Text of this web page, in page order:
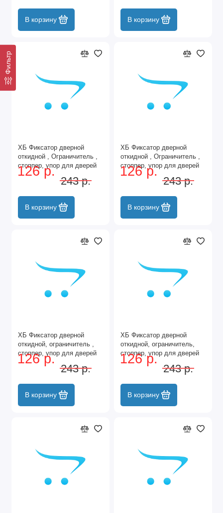
Фильтр
В корзину В корзину
ХБ Фиксатор дверной
откидной , Ограничитель ,
стоппер, упор для дверей
Козья ножка 100мм Цвет:
126 р.
243 р.
В корзину
ХБ Фиксатор дверной
откидной , Ограничитель ,
стоппер, упор для дверей
Козья ножка 100мм Цвет:
126 р.
243 р.
В корзину
ХБ Фиксатор дверной
откидной, ограничитель ,
стоппер, упор для дверей
Козья ножка 100мм Цвет:
126 р.
243 р.
В корзину
ХБ Фиксатор дверной
откидной, ограничитель,
стоппер, упор для дверей
Козья ножка 100мм Цвет:
126 р.
243 р.
В корзину